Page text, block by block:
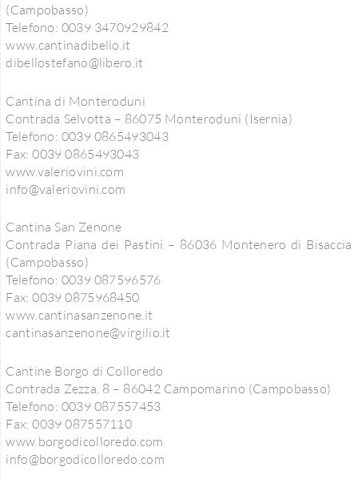
(Campobasso)
Telefono: 0039 3470929842
www.cantinadibello.it
dibellostefano@libero.it
Cantina di Monteroduni
Contrada Selvotta – 86075 Monteroduni (Isernia)
Telefono: 0039 0865493043
Fax: 0039 0865493043
www.valeriovini.com
info@valeriovini.com
Cantina San Zenone
Contrada Piana dei Pastini – 86036 Montenero di Bisaccia
(Campobasso)
Telefono: 0039 087596576
Fax: 0039 0875968450
www.cantinasanzenone.it
cantinasanzenone@virgilio.it
Cantine Borgo di Colloredo
Contrada Zezza, 8 – 86042 Campomarino (Campobasso)
Telefono: 0039 087557453
Fax: 0039 087557110
www.borgodicolloredo.com
info@borgodicolloredo.com